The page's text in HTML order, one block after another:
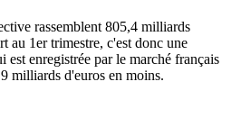
rassemblent 805,4 milliards
au 1er trimestre, c'est donc une
est enregistrée par le marché français
milliards d'euros en moins.